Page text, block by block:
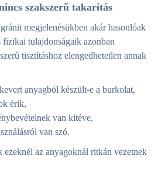
szakszerű takarítás
megjelenésükben akár hasonlóak
fizikai tulajdonságaik azonban
tisztításhoz elengedhetetlen annak
anyagból készült-e a burkolat,
érik,
van kitéve,
van szó.
az anyagoknál ritkán vezetnek